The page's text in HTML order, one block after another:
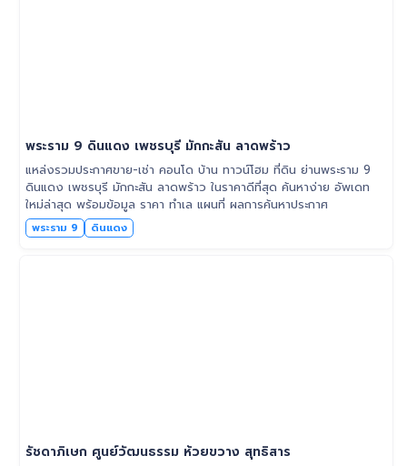
พระราม 9 ดินแดง เพชรบุรี มักกะสัน ลาดพร้าว
แหล่งรวมประกาศขาย-เช่า คอนโด บ้าน ทาวน์โฮม ที่ดิน ย่านพระราม 9
ดินแดง เพชรบุรี มักกะสัน ลาดพร้าว ในราคาดีที่สุด ค้นหาง่าย อัพเดท
ใหม่ล่าสุด พร้อมข้อมูล ราคา ทำเล แผนที่ ผลการค้นหาประกาศ
พระราม 9 ดินแดง
รัชดาภิเษก ศูนย์วัฒนธรรม ห้วยขวาง สุทธิสาร